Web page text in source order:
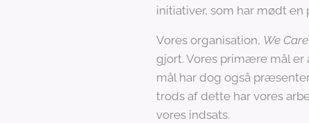
initiativer, som har mødt en
Vores organisation, We
gjort. Vores primære mål er
mål har dog også
trods af dette har vores
vores indsats.